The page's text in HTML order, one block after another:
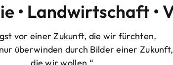
• Landwirtschaft •
vor einer Zukunft, die wir fürchten,
überwinden durch Bilder einer Zukunft,